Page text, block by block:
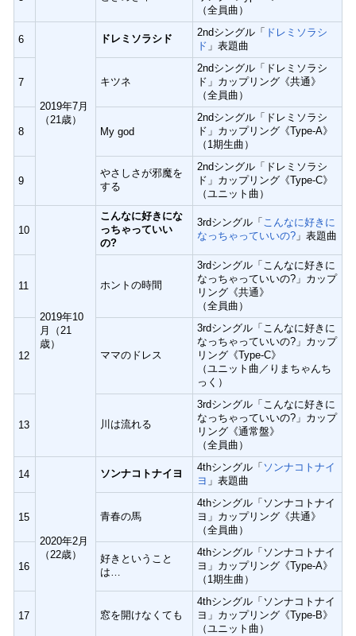
（全員曲）
6
2019年7月
（21歳）
ドレミソラシド
2ndシングル「 ドレミソラシ
ド 」表題曲
7 キツネ
2ndシングル「ドレミソラシ
ド」カップリング《共通》
（全員曲）
8 My god
2ndシングル「ドレミソラシ
ド」カップリング《Type-A》
（1期生曲）
9
やさしさが邪魔を
する
2ndシングル「ドレミソラシ
ド」カップリング《Type-C》
（ユニット曲）
10
2019年10
月（21
歳）
こんなに好きにな
っちゃっていい
の?
3rdシングル「 こんなに好きに
なっちゃっていいの?」表題曲
11 ホントの時間
3rdシングル「こんなに好きに
なっちゃっていいの?」カップ
リング《共通》
（全員曲）
12 ママのドレス
3rdシングル「こんなに好きに
なっちゃっていいの?」カップ
リング《Type-C》
（ユニット曲／りまちゃんち
っく）
13 川は流れる
3rdシングル「こんなに好きに
なっちゃっていいの?」カップ
リング《通常盤》
（全員曲）
14
2020年2月
（22歳）
ソンナコトナイヨ
4thシングル「 ソンナコトナイ
ヨ 」表題曲
15 青春の馬
4thシングル「ソンナコトナイ
ヨ」カップリング《共通》
（全員曲）
16
好きということ
は…
4thシングル「ソンナコトナイ
ヨ」カップリング《Type-A》
（1期生曲）
17 窓を開けなくても
4thシングル「ソンナコトナイ
ヨ」カップリング《Type-B》
（ユニット曲）